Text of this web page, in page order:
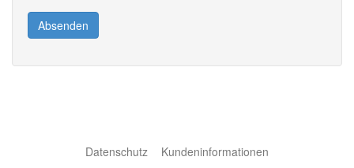
Absenden
Datenschutz Kundeninformationen